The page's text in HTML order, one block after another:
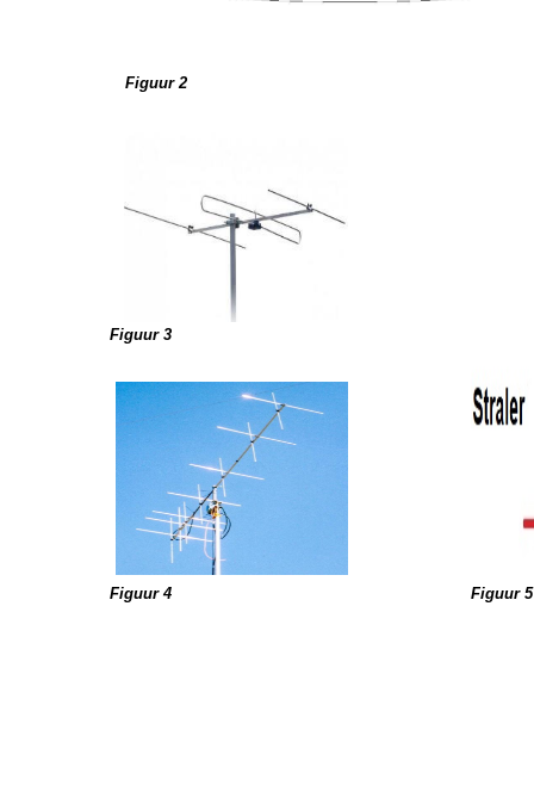
Figuur 2
Figuur 3
Figuur 5
Figuur 4